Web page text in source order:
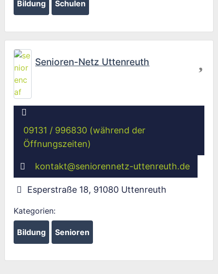
Bildung Schulen
Senioren-Netz Uttenreuth
09131 / 996830 (während der
Öffnungszeiten)
kontakt@seniorennetz-uttenreuth.de
Esperstraße 18, 91080 Uttenreuth
Kategorien:
Bildung Senioren